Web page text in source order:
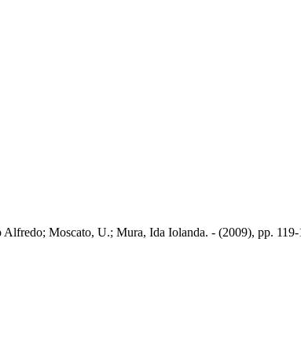
Moscato, U.; Mura, Ida Iolanda. - (2009), pp. 119-